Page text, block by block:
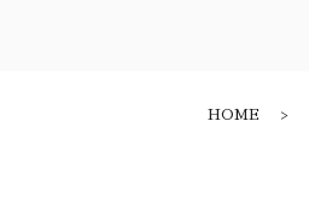
HOME